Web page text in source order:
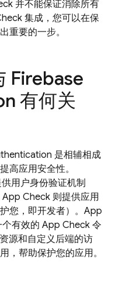
并不能保证消除所有
集成，您可以在保
重要的一步。
Firebase
有何关
是相辅相成
高应用安全性。
用户身份验证机制
App Check 则提供应用
您，即开发者）。 App
有效的 App Check 令
源和自定义后端的访
，帮助保护您的应用。